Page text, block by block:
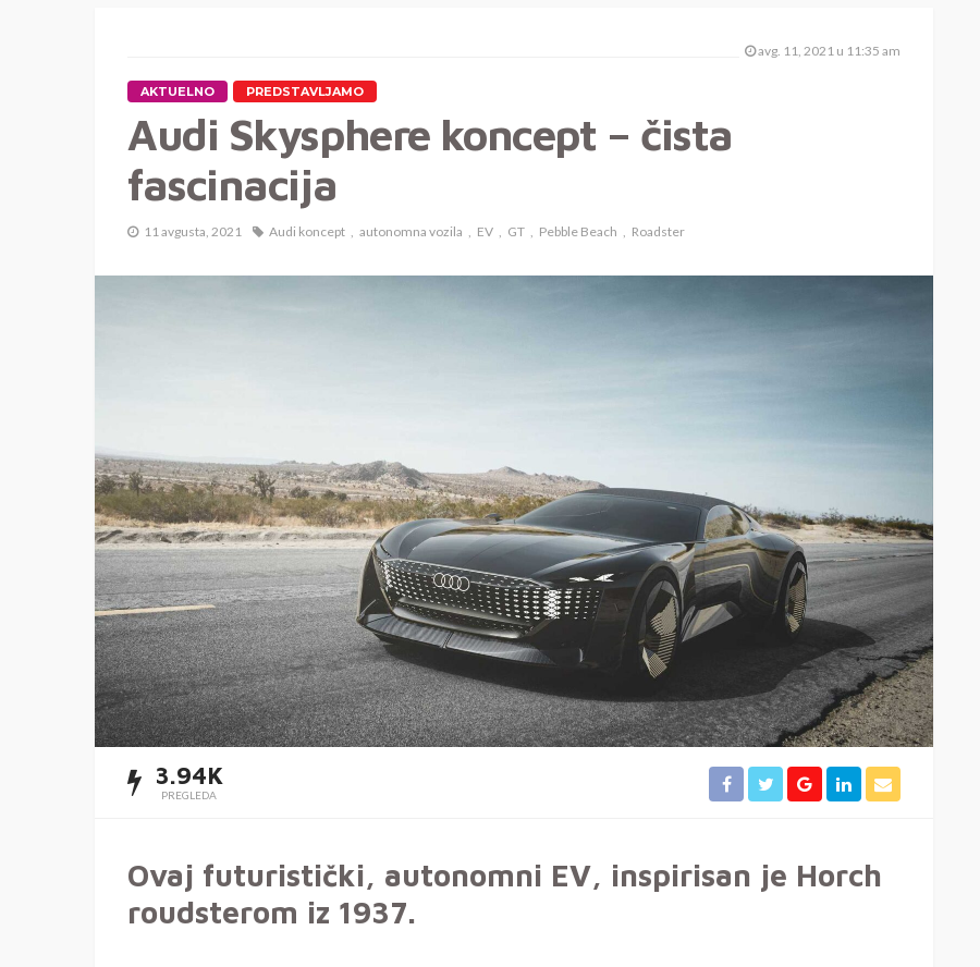
avg. 11, 2021 u 11:35 am
AKTUELNO PREDSTAVLJAMO
Audi Skysphere koncept – čista
fascinacija
11 avgusta, 2021 Audi koncept autonomna vozila EV GT Pebble Beach Roadster
3.94K
PREGLEDA
Ovaj futuristički, autonomni EV, inspirisan je Horch
roudsterom iz 1937.